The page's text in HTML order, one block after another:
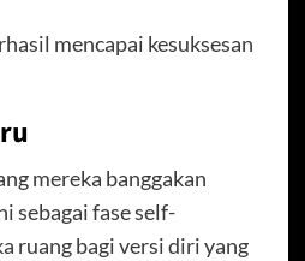
mencapai kesuksesan
mereka banggakan
sebagai fase self-
ruang bagi versi diri yang